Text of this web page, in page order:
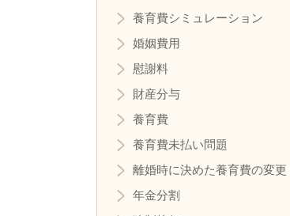
養育費シミュレーション
婚姻費用
慰謝料
財産分与
養育費
養育費未払い問題
離婚時に決めた養育費の変更
年金分割